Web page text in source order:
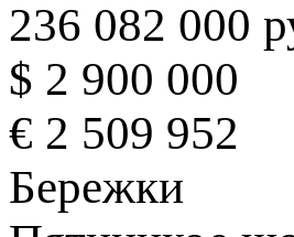
236 082 000
$ 2 900 000
€ 2 509 952
Бережки